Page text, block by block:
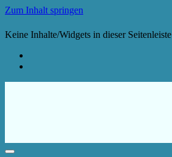
Zum Inhalt springen
Keine Inhalte/Widgets in dieser